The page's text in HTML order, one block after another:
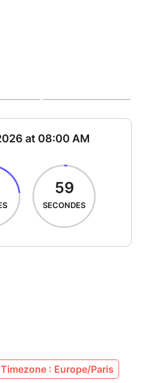
Timezone : Europe/Paris